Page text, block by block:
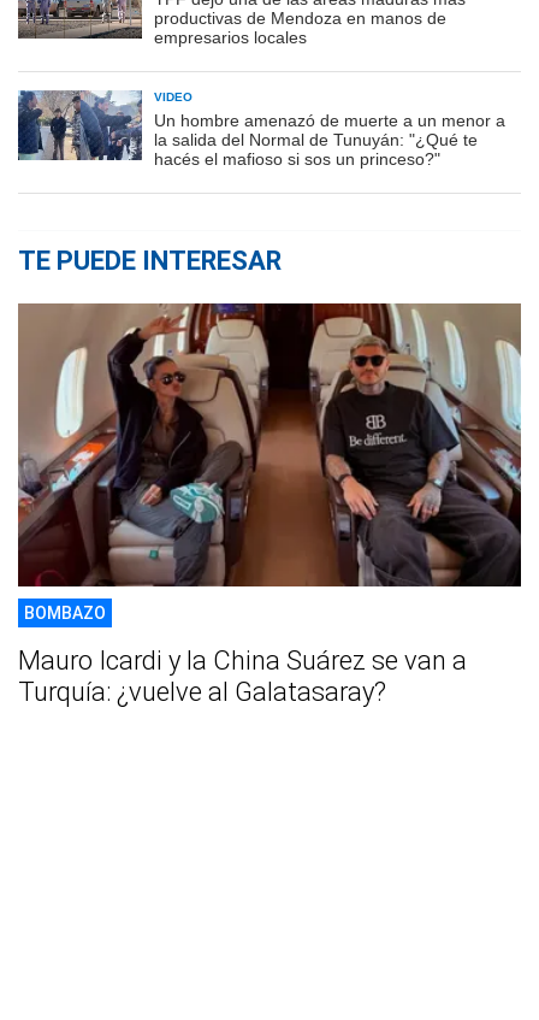
productivas de Mendoza en manos de
empresarios locales
VIDEO
Un hombre amenazó de muerte a un menor a
la salida del Normal de Tunuyán: "¿Qué te
hacés el mafioso si sos un princeso?"
TE PUEDE INTERESAR
BOMBAZO
Mauro Icardi y la China Suárez se van a
Turquía: ¿vuelve al Galatasaray?